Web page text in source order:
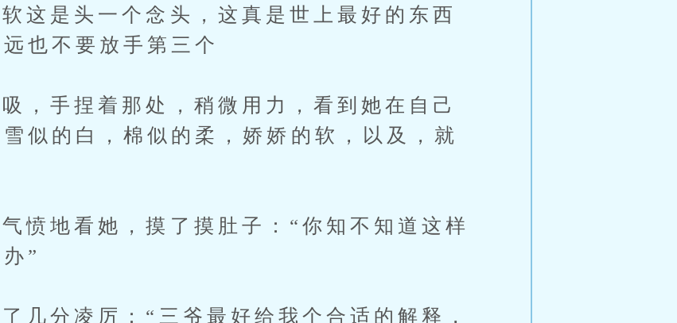
头一个念头，这真是世上最好的东西
也不要放手第三个
捏着那处，稍微用力，看到她在自己
似的白，棉似的柔，娇娇的软，以及，就
看她，摸了摸肚子：“你知不知道这样
”
凌厉：“三爷最好给我个合适的解释，